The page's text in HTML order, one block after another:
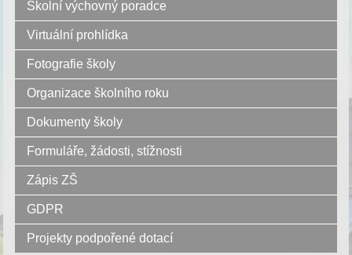
Školní výchovný poradce
Virtuální prohlídka
Fotografie školy
Organizace školního roku
Dokumenty školy
Formuláře, žádosti, stížnosti
Zápis ZŠ
GDPR
Projekty podpořené dotací